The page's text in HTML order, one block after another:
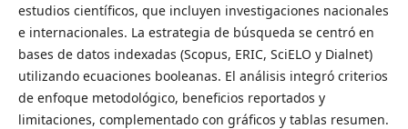
estudios científicos, que incluyen investigaciones nacionales
e internacionales. La estrategia de búsqueda se centró en
bases de datos indexadas (Scopus, ERIC, SciELO y Dialnet)
utilizando ecuaciones booleanas. El análisis integró criterios
de enfoque metodológico, beneficios reportados y
limitaciones, complementado con gráficos y tablas resumen.